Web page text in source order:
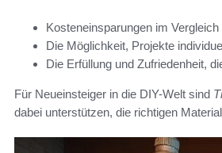
Kosteneinsparungen im
Die Möglichkeit, Projekte
Die Erfüllung und Zufriedenheit,
Für Neueinsteiger in die DIY-Welt sind
dabei unterstützen, die richtigen